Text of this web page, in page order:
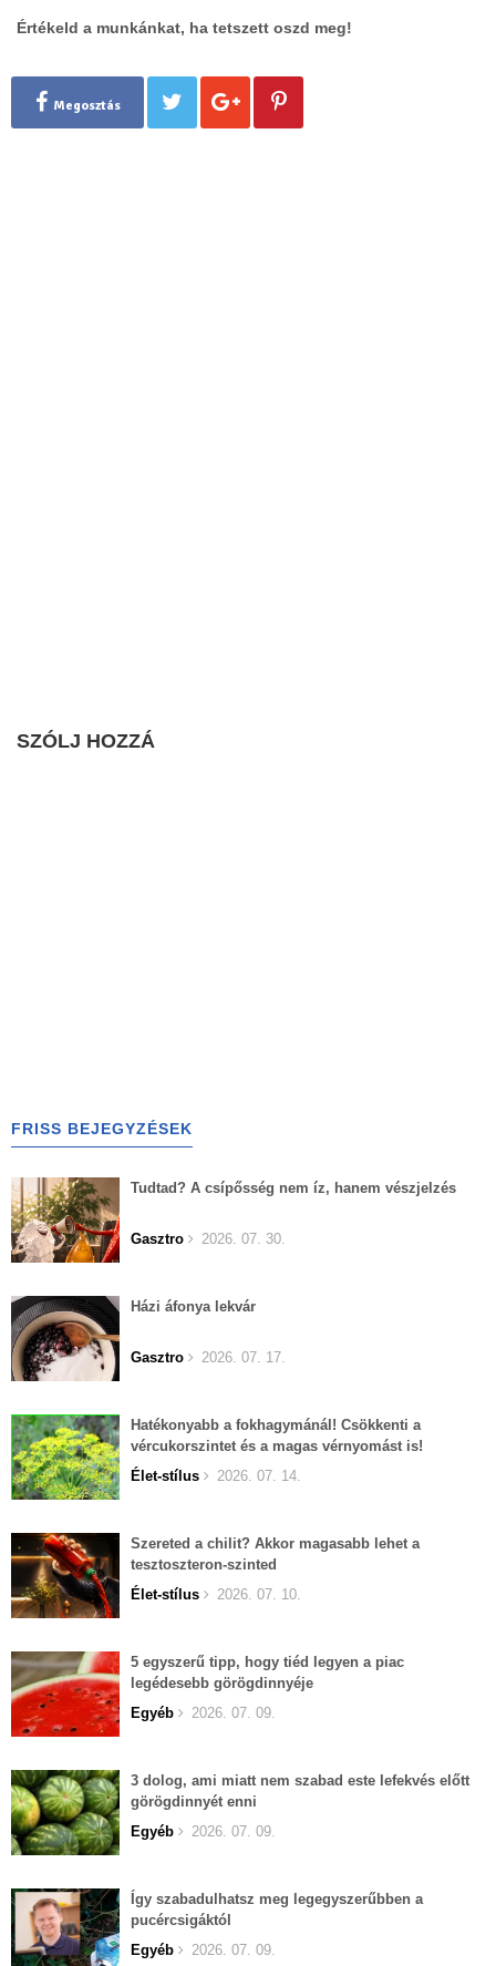
Értékeld a munkánkat, ha tetszett oszd meg!
Megosztás
SZÓLJ HOZZÁ
FRISS BEJEGYZÉSEK
Tudtad? A csípősség nem íz, hanem vészjelzés
Gasztro 2026. 07. 30.
Házi áfonya lekvár
Gasztro 2026. 07. 17.
Hatékonyabb a fokhagymánál! Csökkenti a
vércukorszintet és a magas vérnyomást is!
Élet-stílus
2026. 07. 14.
Szereted a chilit? Akkor magasabb lehet a
tesztoszteron-szinted
Élet-stílus
2026. 07. 10.
5 egyszerű tipp, hogy tiéd legyen a piac
legédesebb görögdinnyéje
Egyéb
2026. 07. 09.
3 dolog, ami miatt nem szabad este lefekvés előtt
görögdinnyét enni
Egyéb
2026. 07. 09.
Így szabadulhatsz meg legegyszerűbben a
pucércsigáktól
Egyéb
2026. 07. 09.